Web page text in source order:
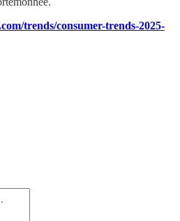
trends/consumer-trends-2025-